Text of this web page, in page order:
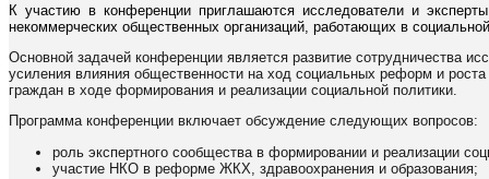
К участию в конференции приглашаются исследователи и
некоммерческих общественных организаций, работающих в
Основной задачей конференции является развитие сотрудничества
усиления влияния общественности на ход социальных реформ и
граждан в ходе формирования и реализации социальной политики.
Программа конференции включает обсуждение следующих вопросов:
роль экспертного сообщества в формировании и реализации
участие НКО в реформе ЖКХ, здравоохранения и образования;